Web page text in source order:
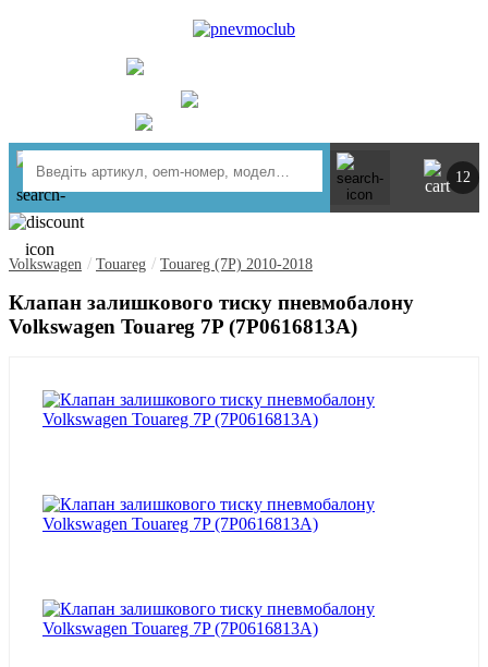
12
Volkswagen / Touareg / Touareg (7P) 2010-2018
Клапан залишкового тиску пневмобалону
Volkswagen Touareg 7P (7P0616813A)